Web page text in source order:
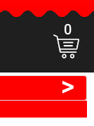
0
>